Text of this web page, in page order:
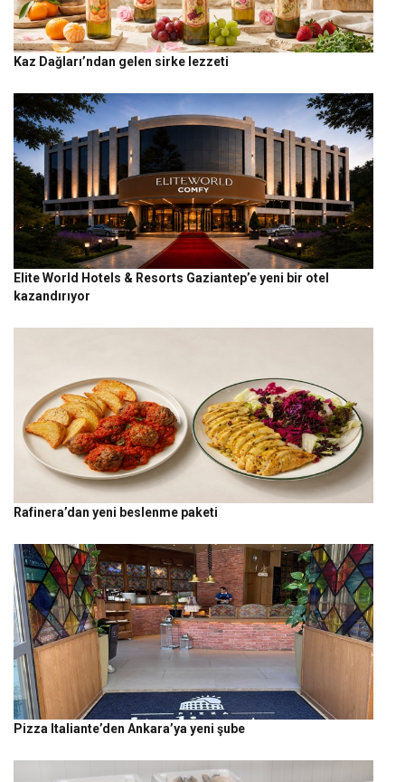
Kaz Dağları’ndan gelen sirke lezzeti
Elite World Hotels & Resorts Gaziantep’e yeni bir otel
kazandırıyor
Rafinera’dan yeni beslenme paketi
Pizza Italiante’den Ankara’ya yeni şube